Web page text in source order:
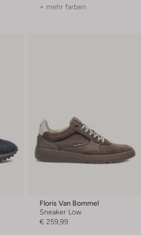
+ mehr farben
Floris Van Bommel
Sneaker Low
€ 259,99